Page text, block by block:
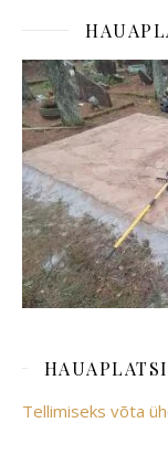
Tellimiseks võta